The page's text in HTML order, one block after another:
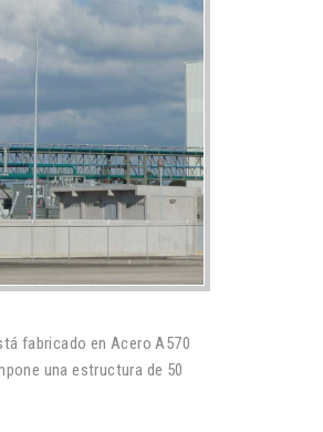
fabricado en Acero A570
una estructura de 50